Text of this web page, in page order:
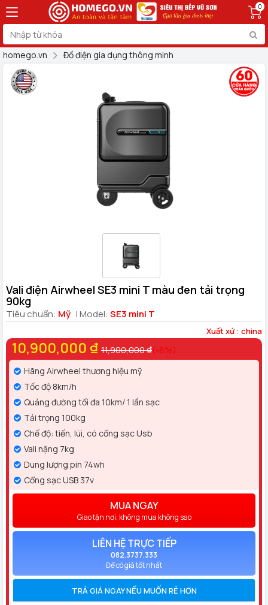
0
homego.vn Đồ điện gia dụng thông minh
Vali điện Airwheel SE3 mini T màu đen tải trọng
90kg
Tiêu chuẩn: Mỹ | Model: SE3 mini T
Xuất xứ : china
10,900,000 ₫ 11,900,000 ₫(-8%)
Hãng Airwheel thương hiệu mỹ
Tốc độ 8km/h
Quảng đường tối đa 10km/ 1 lần sạc
Tải trọng 100kg
Chế độ: tiến, lùi, có cổng sạc Usb
Vali nặng 7kg
Dung lượng pin 74wh
Cổng sạc USB 37v
MUA NGAY
Giao tận nơi, không mua không sao
LIÊN HỆ TRỰC TIẾP
082.3737.333
Để có giá tốt nhất
TRẢ GIÁ NGAY NẾU MUỐN RẺ HƠN